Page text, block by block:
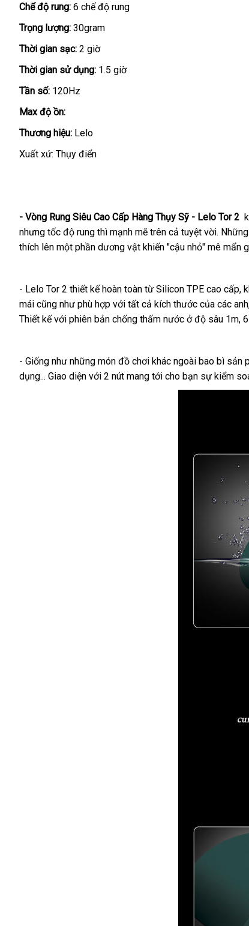
Chế độ rung: 6 chế độ rung
Trọng lượng: 30gram
Thời gian sạc: 2 giờ
Thời gian sử dụng: 1.5 giờ
Tần số: 120Hz
Max độ ồn:
Thương hiệu: Lelo
Xuất xứ: Thụy điển
- Vòng Rung Siêu Cao Cấp Hàng Thụy Sỹ - Lelo Tor 2
sản
xuất
nhưng tốc độ rung khách
hàng
thì mạnh mẽ trên cả tuyệt vờiđắt
nhất
. trung
tâm
thích lên một phần dương vật khiến "cậu nhỏ" mê mẩn
- Lelo Tor 2 thiết kế hoàn toàn từ Silicon TPE cao cấpở
,
mái báo
giá
cũng như phù hợp Đức
với kiểm
tra
tất cả kích thước lắp
đặt
của bảng
giá
các anh
Thiết kếchiết
với phiên bản chống thấm nước ở độ sâu 1m,
- Giống như nội
địa
những món đồ chơi khác ngoài bao bì sản
dụng..chợ
. Giao diện voucher
với 2 nút mang tới cho bạn sự kiểm